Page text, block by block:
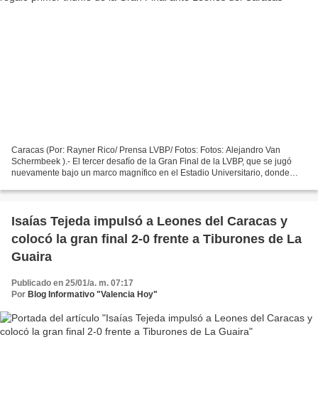
Caracas (Por: Rayner Rico/ Prensa LVBP/ Fotos: Fotos: Alejandro Van
Schermbeek ).- El tercer desafío de la Gran Final de la LVBP, que se jugó
nuevamente bajo un marco magnífico en el Estadio Universitario, donde
Isaías Tejeda impulsó a Leones del Caracas y
colocó la gran final 2-0 frente a Tiburones de La
Guaira
Publicado en 25/01/a. m. 07:17
Por Blog Informativo "Valencia Hoy"